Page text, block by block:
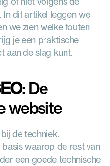
dit artikel leggen we
we zien welke fouten
je een praktische
aan de slag kunt.
: De
website
de techniek.
waarop de rest van
een goede technische